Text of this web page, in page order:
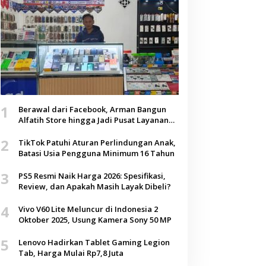
1
Berawal dari Facebook, Arman Bangun
Alfatih Store hingga Jadi Pusat Layanan
2
TikTok Patuhi Aturan Perlindungan Anak,
Batasi Usia Pengguna Minimum 16 Tahun
3
PS5 Resmi Naik Harga 2026: Spesifikasi,
Review, dan Apakah Masih Layak Dibeli?
4
Vivo V60 Lite Meluncur di Indonesia 2
Oktober 2025, Usung Kamera Sony 50 MP
5
Lenovo Hadirkan Tablet Gaming Legion
Tab, Harga Mulai Rp7,8 Juta